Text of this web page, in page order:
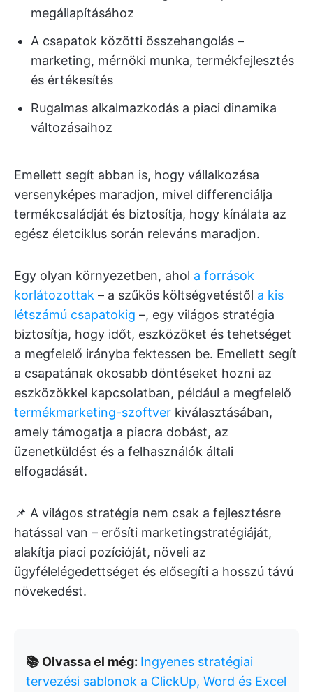
megállapításához
A csapatok közötti összehangolás –
marketing, mérnöki munka, termékfejlesztés
és értékesítés
Rugalmas alkalmazkodás a piaci dinamika
változásaihoz
Emellett segít abban is, hogy vállalkozása
versenyképes maradjon, mivel differenciálja
termékcsaládját és biztosítja, hogy kínálata az
egész életciklus során releváns maradjon.
Egy olyan környezetben, ahol a források
korlátozottak – a szűkös költségvetéstől a kis
létszámú csapatokig –, egy világos stratégia
biztosítja, hogy időt, eszközöket és tehetséget
a megfelelő irányba fektessen be. Emellett segít
a csapatának okosabb döntéseket hozni az
eszközökkel kapcsolatban, például a megfelelő
termékmarketing-szoftver kiválasztásában,
amely támogatja a piacra dobást, az
üzenetküldést és a felhasználók általi
elfogadását.
📌 A világos stratégia nem csak a fejlesztésre
hatással van – erősíti marketingstratégiáját,
alakítja piaci pozícióját, növeli az
ügyfélelégedettséget és elősegíti a hosszú távú
növekedést.
📚 Olvassa el még: Ingyenes stratégiai
tervezési sablonok a ClickUp, Word és Excel